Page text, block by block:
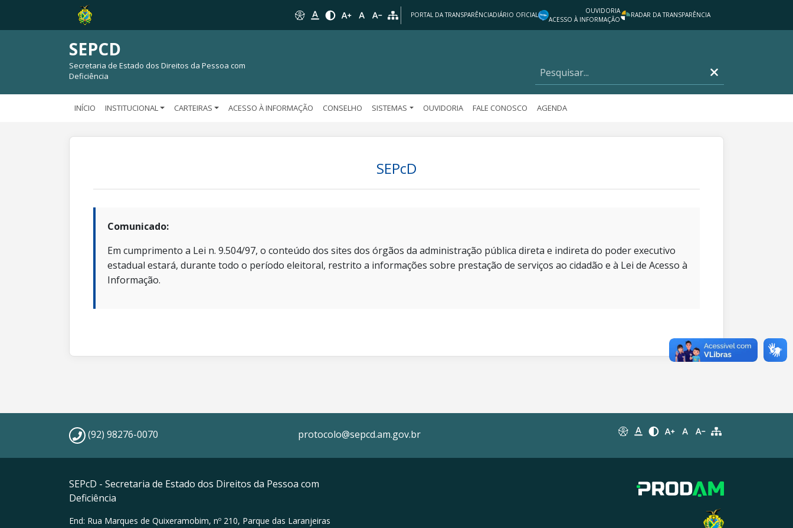
PORTAL DA TRANSPARÊNCIADIÁRIO OFICIAL
OUVIDORIA
ACESSO À INFORMAÇÃO
RADAR DA TRANSPARÊNCIA
SEPCD
Secretaria de Estado dos Direitos da Pessoa com
Deficiência
INÍCIO INSTITUCIONAL CARTEIRAS ACESSO À INFORMAÇÃO CONSELHO SISTEMAS OUVIDORIA FALE CONOSCO AGENDA
SEPcD
Comunicado:
Em cumprimento a Lei n. 9.504/97, o conteúdo dos sites dos órgãos da administração pública direta e indireta do poder executivo
estadual estará, durante todo o período eleitoral, restrito a informações sobre prestação de serviços ao cidadão e à Lei de Acesso à
Informação.
(92) 98276-0070 protocolo@sepcd.am.gov.br
SEPcD - Secretaria de Estado dos Direitos da Pessoa com
Deficiência
End: Rua Marques de Quixeramobim, nº 210, Parque das Laranjeiras